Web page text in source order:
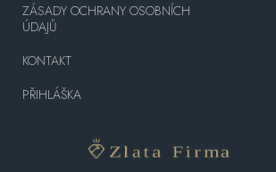
ZÁSADY OCHRANY OSOBNÍCH
ÚDAJŮ
KONTAKT
PŘIHLÁŠKA